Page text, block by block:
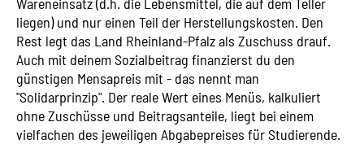
liegen) und nur einen Teil der Herstellungskosten. Den
Rest legt das Land Rheinland-Pfalz als Zuschuss drauf.
Auch mit deinem Sozialbeitrag finanzierst du den
günstigen Mensapreis mit - das nennt man
"Solidarprinzip". Der reale Wert eines Menüs, kalkuliert
ohne Zuschüsse und Beitragsanteile, liegt bei einem
vielfachen des jeweiligen Abgabepreises für Studierende.